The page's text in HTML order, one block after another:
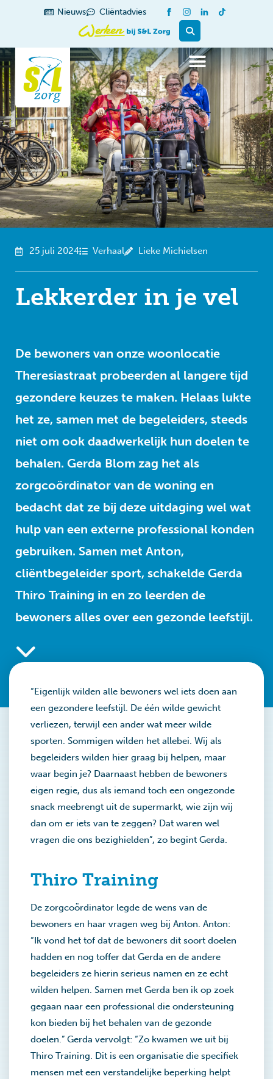
Nieuws Cliëntadvies
25 juli 2024 Verhaal Lieke Michielsen
Lekkerder in je vel
De bewoners van onze woonlocatie
Theresiastraat probeerden al langere tijd
gezondere keuzes te maken. Helaas lukte
het ze, samen met de begeleiders, steeds
niet om ook daadwerkelijk hun doelen te
behalen. Gerda Blom zag het als
zorgcoördinator van de woning en
bedacht dat ze bij deze uitdaging wel wat
hulp van een externe professional konden
gebruiken. Samen met Anton,
cliëntbegeleider sport, schakelde Gerda
Thiro Training in en zo leerden de
bewoners alles over een gezonde leefstijl.
“Eigenlijk wilden alle bewoners wel iets doen aan
een gezondere leefstijl. De één wilde gewicht
verliezen, terwijl een ander wat meer wilde
sporten. Sommigen wilden het allebei. Wij als
begeleiders wilden hier graag bij helpen, maar
waar begin je? Daarnaast hebben de bewoners
eigen regie, dus als iemand toch een ongezonde
snack meebrengt uit de supermarkt, wie zijn wij
dan om er iets van te zeggen? Dat waren wel
vragen die ons bezighielden”, zo begint Gerda.
Thiro Training
De zorgcoördinator legde de wens van de
bewoners en haar vragen weg bij Anton. Anton:
“Ik vond het tof dat de bewoners dit soort doelen
hadden en nog toffer dat Gerda en de andere
begeleiders ze hierin serieus namen en ze echt
wilden helpen. Samen met Gerda ben ik op zoek
gegaan naar een professional die ondersteuning
kon bieden bij het behalen van de gezonde
doelen.” Gerda vervolgt: “Zo kwamen we uit bij
Thiro Training. Dit is een organisatie die specifiek
mensen met een verstandelijke beperking helpt